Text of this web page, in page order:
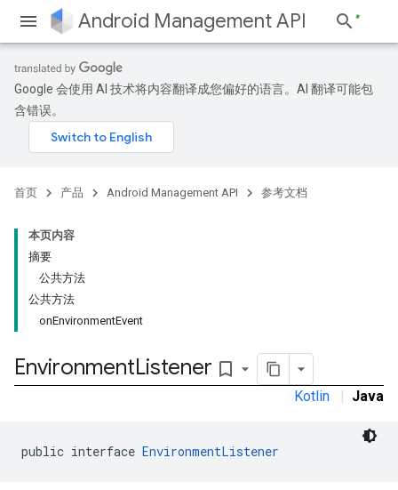
Android Management API
Google 会使用 AI 技术将内容翻译成您偏好的语言。AI 翻译可能包
含错误。
首页 产品 Android Management API 参考文档
本页内容
摘要
公共方法
公共方法
onEnvironmentEvent
EnvironmentListener bookmark_border
Kotlin | Java
public interface EnvironmentListener